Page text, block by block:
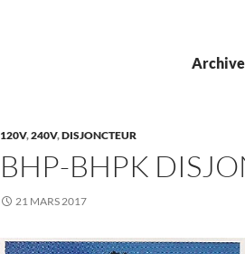
120V,240V,DISJONCTEUR
BHP-BHPK
21 MARS 2017